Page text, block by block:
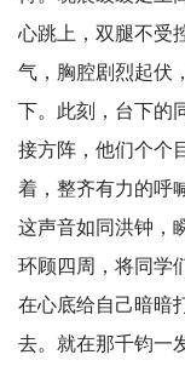
心跳上，双腿不受
气，胸腔剧烈起伏
下。此刻，台下的
接方阵，他们个个
着，整齐有力的呼
这声音如同洪钟，
环顾四周，将同学
在心底给自己暗暗
去。就在那千钧一